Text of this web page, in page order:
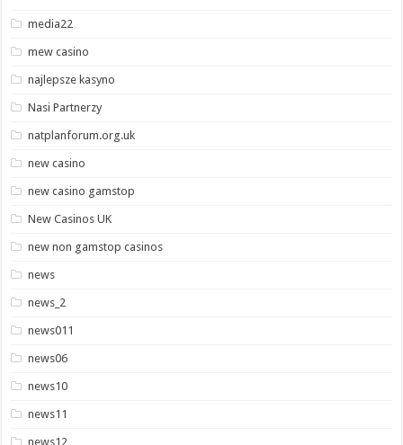
media22
mew casino
najlepsze kasyno
Nasi Partnerzy
natplanforum.org.uk
new casino
new casino gamstop
New Casinos UK
new non gamstop casinos
news
news_2
news011
news06
news10
news11
news12